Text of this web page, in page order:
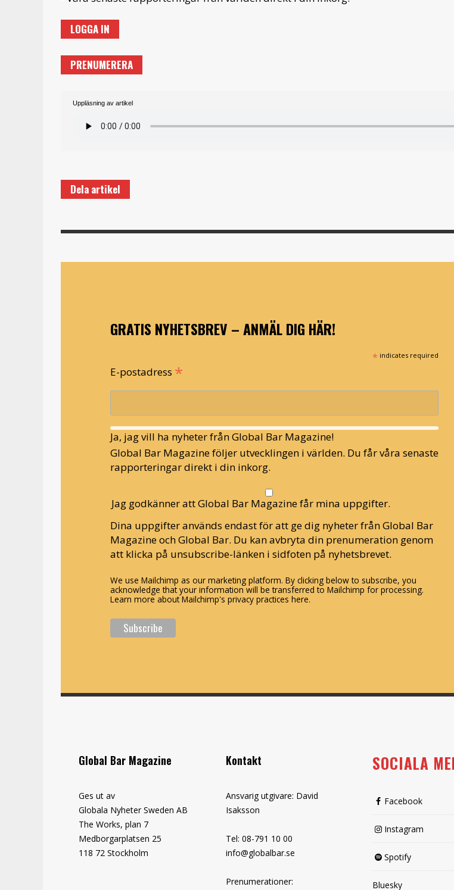
LOGGA IN
PRENUMERERA
Uppläsning av artikel
Dela artikel
GRATIS NYHETSBREV – ANMÄL DIG HÄR!
* indicates required
E-postadress *
Ja, jag vill ha nyheter från Global Bar Magazine!
Global Bar Magazine följer utvecklingen i världen. Du får våra senaste
rapporteringar direkt i din inkorg.
Jag godkänner att Global Bar Magazine får mina uppgifter.
Dina uppgifter används endast för att ge dig nyheter från Global Bar
Magazine och Global Bar. Du kan avbryta din prenumeration genom
att klicka på unsubscribe-länken i sidfoten på nyhetsbrevet.
We use Mailchimp as our marketing platform. By clicking below to subscribe, you
acknowledge that your information will be transferred to Mailchimp for processing.
Learn more about Mailchimp's privacy practices here.
Global Bar Magazine
Ges ut av
Globala Nyheter Sweden AB
The Works, plan 7
Medborgarplatsen 25
118 72 Stockholm
Kontakt
Ansvarig utgivare: David
Isaksson
Tel: 08-791 10 00
info@globalbar.se
Prenumerationer:
SOCIALA
Facebook
Instagram
Spotify
Bluesky